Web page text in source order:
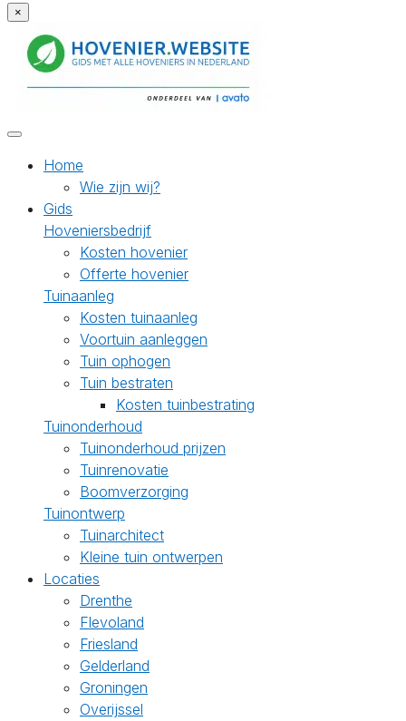
×
Home
Wie zijn wij?
Gids
Hoveniersbedrijf
Kosten hovenier
Offerte hovenier
Tuinaanleg
Kosten tuinaanleg
Voortuin aanleggen
Tuin ophogen
Tuin bestraten
Kosten tuinbestrating
Tuinonderhoud
Tuinonderhoud prijzen
Tuinrenovatie
Boomverzorging
Tuinontwerp
Tuinarchitect
Kleine tuin ontwerpen
Locaties
Drenthe
Flevoland
Friesland
Gelderland
Groningen
Overijssel